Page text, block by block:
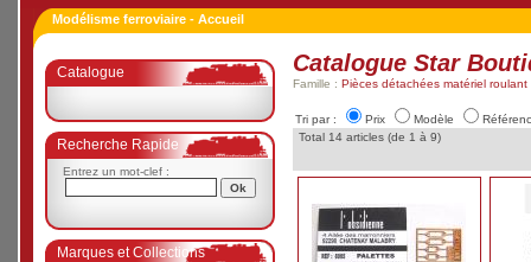
Modélisme ferroviaire - Accueil
Catalogue
Recherche Rapide
Entrez un mot-clef :
Marques et Collections
Catalogue Star
Famille : Pièces détachées matériel roulant
Tri par : Prix Modèle
Total 14 articles (de 1 à 9)